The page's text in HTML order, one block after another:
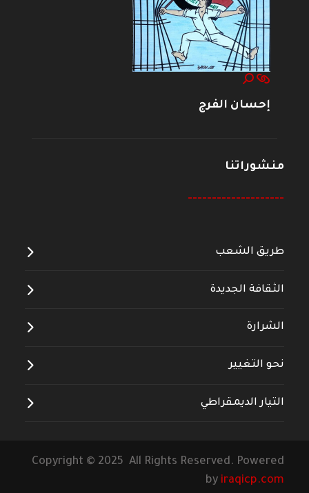
إحسان الفرج
منشوراتنا
--------------------
طريق الشعب
الثقافة الجديدة
الشرارة
نحو التغيير
التيار الديمقراطي
Copyright © 2025 All Rights Reserved. Powered
by iraqicp.com